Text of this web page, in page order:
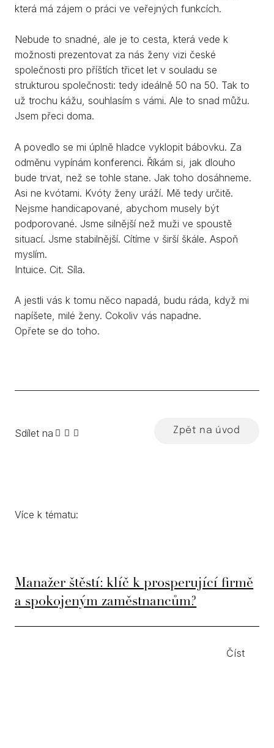
která má zájem o práci ve veřejných funkcích.
Nebude to snadné, ale je to cesta, která vede k
možnosti prezentovat za nás ženy vizi české
společnosti pro příštích třicet let v souladu se
strukturou společnosti: tedy ideálně 50 na 50. Tak to
už trochu kážu, souhlasím s vámi. Ale to snad můžu.
Jsem přeci doma.
A povedlo se mi úplně hladce vyklopit bábovku. Za
odměnu vypínám konferenci. Říkám si, jak dlouho
bude trvat, než se tohle stane. Jak toho dosáhneme.
Asi ne kvótami. Kvóty ženy uráží. Mě tedy určitě.
Nejsme handicapované, abychom musely být
podporované. Jsme silnější než muži ve spoustě
situací. Jsme stabilnější. Cítíme v širší škále. Aspoň
myslím.
Intuice. Cit. Síla.
A jestli vás k tomu něco napadá, budu ráda, když mi
napíšete, milé ženy. Cokoliv vás napadne.
Opřete se do toho.
Sdílet na Zpět na úvod
Více k tématu:
Manažer štěstí: klíč k prosperující firmě
a spokojeným zaměstnancům?
Číst